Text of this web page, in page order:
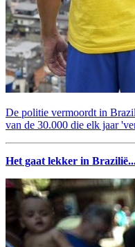
De politie vermoordt in
van de 30.000 die elk jaar
Het gaat lekker in